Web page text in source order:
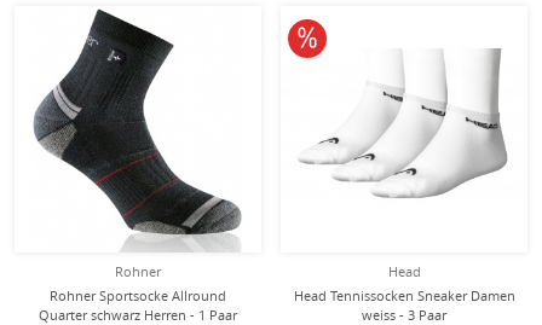
Rohner
Rohner Sportsocke Allround
Quarter schwarz Herren - 1 Paar
Head
Head Tennissocken Sneaker Damen
weiss - 3 Paar
10% reduziert